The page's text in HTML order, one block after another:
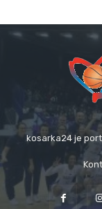
kosarka24 je